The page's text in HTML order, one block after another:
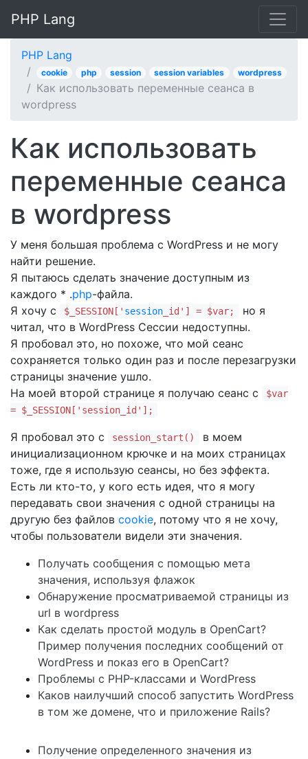
PHP Lang
PHP Lang
cookie php session session variables wordpress
Как использовать переменные сеанса в
wordpress
Как использовать
переменные сеанса
в wordpress
У меня большая проблема с WordPress и не могу
найти решение.
Я пытаюсь сделать значение доступным из
каждого * .php-файла.
Я хочу с
$_SESSION[' session _id'] = $var;
но я
читал, что в WordPress Сессии недоступны.
Я пробовал это, но похоже, что мой сеанс
сохраняется только один раз и после перезагрузки
страницы значение ушло.
На моей второй странице я получаю сеанс с
$var
= $_SESSION['session_id'];
Я пробовал это с session_start()
в моем
инициализационном крючке и на моих страницах
тоже, где я использую сеансы, но без эффекта.
Есть ли кто-то, у кого есть идея, что я могу
передавать свои значения с одной страницы на
другую без файлов cookie, потому что я не хочу,
чтобы пользователи видели эти значения.
Получать сообщения с помощью мета
значения, используя флажок
Обнаружение просматриваемой страницы из
url в wordpress
Как сделать простой модуль в OpenCart?
Пример получения последних сообщений от
WordPress и показ его в OpenCart?
Проблемы с PHP-классами и WordPress
Каков наилучший способ запустить WordPress
в том же домене, что и приложение Rails?
Получение определенного значения из